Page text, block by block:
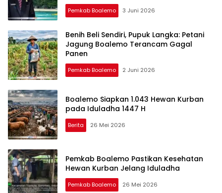
Pemkab Boalemo 3 Juni 2026
Benih Beli Sendiri, Pupuk Langka: Petani
Jagung Boalemo Terancam Gagal
Panen
Pemkab Boalemo 2 Juni 2026
Boalemo Siapkan 1.043 Hewan Kurban
pada Iduladha 1447 H
Berita 26 Mei 2026
Pemkab Boalemo Pastikan Kesehatan
Hewan Kurban Jelang Iduladha
Pemkab Boalemo 26 Mei 2026